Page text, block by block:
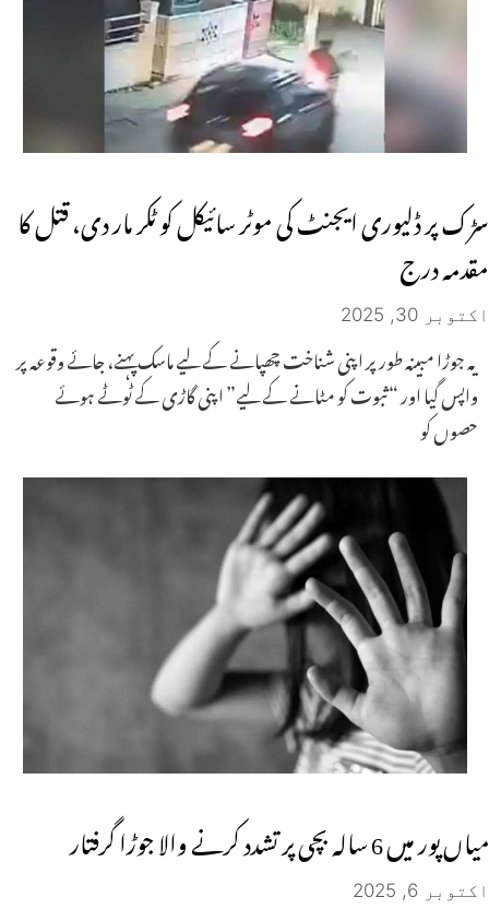
سڑک پر ڈلیوری ایجنٹ کی موٹر سائیکل کو ٹکر مار دی، قتل کا
مقدمہ درج
اکتوبر 30, 2025
یہ جوڑا مبینہ طور پر اپنی شناخت چھپانے کے لیے ماسک پہنے، جائے وقوعہ پر
واپس گیا اور “ثبوت کو مٹانے کے لیے” اپنی گاڑی کے ٹوٹے ہوئے
حصوں کو
میاں پور میں 6 سالہ بچی پر تشدد کرنے والا جوڑا گرفتار
اکتوبر 6, 2025